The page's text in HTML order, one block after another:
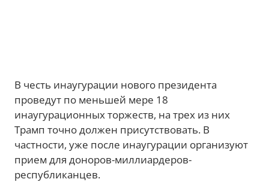
В честь инаугурации нового президента
проведут по меньшей мере 18
инаугурационных торжеств, на трех из них
Трамп точно должен присутствовать. В
частности, уже после инаугурации организуют
прием для доноров-миллиардеров-
республиканцев.